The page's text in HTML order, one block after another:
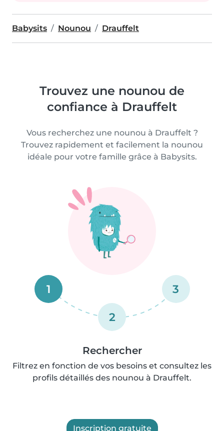
Babysits Nounou Drauffelt
Trouvez une nounou de
confiance à Drauffelt
Vous recherchez une nounou à Drauffelt ?
Trouvez rapidement et facilement la nounou
idéale pour votre famille grâce à Babysits.
1
2
3
Rechercher
Filtrez en fonction de vos besoins et consultez les
profils détaillés des nounou à Drauffelt.
Inscription gratuite